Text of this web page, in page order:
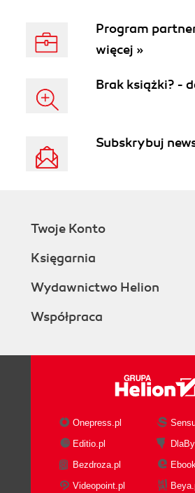
Program
więcej »
Brak książki? -
Subskrybuj
Twoje Konto
Księgarnia
Wydawnictwo Helion
Współpraca
Onepress.pl
Editio.pl
Bezdroza.pl
Videopoint.pl